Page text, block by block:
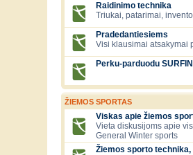
Raidinimo technika
Triukai, patarimai,
Pradedantiesiems
Visi klausimai atsakymai
Perku-parduodu
ŽIEMOS SPORTAS
Viskas apie žiemos
Vieta diskusijoms apie
General Winter sports
Žiemos sporto